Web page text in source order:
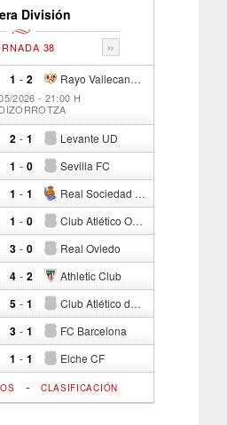
División
»
38
1 - Rayo Vallecano de Madrid
2
2026 - 21:00 H
2 - Levante UD
1
1 - Sevilla FC
0
1 - Real Sociedad de Fútbol
1
1 - Club Atlético Osasuna
0
3 - Real Oviedo
0
4 - Athletic Club
2
5 - Club Atlético de Madrid
1
3 - FC Barcelona
1
1 - Elche CF
1
- CLASIFICACIÓN